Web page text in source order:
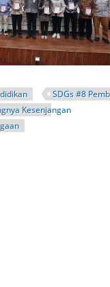
SDGs #8
Kesenjangan